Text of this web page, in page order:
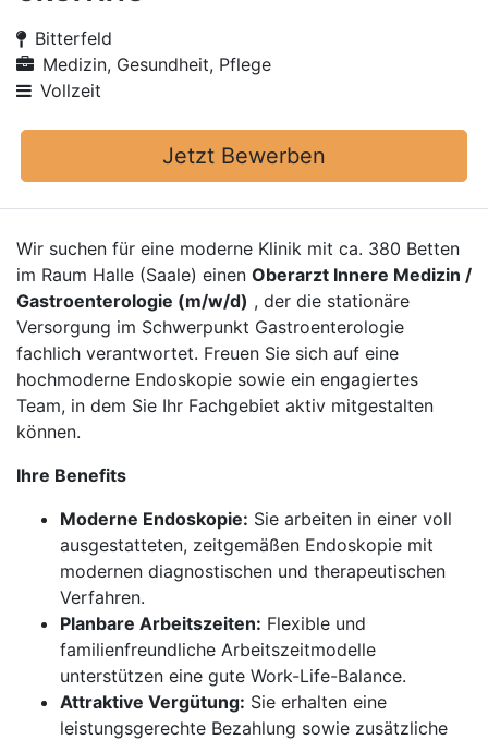
Bitterfeld
Medizin, Gesundheit, Pflege
Vollzeit
Jetzt Bewerben
Wir suchen für eine moderne Klinik mit ca. 380 Betten
im Raum Halle (Saale) einen Oberarzt Innere Medizin /
Gastroenterologie (m/w/d) , der die stationäre
Versorgung im Schwerpunkt Gastroenterologie
fachlich verantwortet. Freuen Sie sich auf eine
hochmoderne Endoskopie sowie ein engagiertes
Team, in dem Sie Ihr Fachgebiet aktiv mitgestalten
können.
Ihre Benefits
Moderne Endoskopie: Sie arbeiten in einer voll
ausgestatteten, zeitgemäßen Endoskopie mit
modernen diagnostischen und therapeutischen
Verfahren.
Planbare Arbeitszeiten: Flexible und
familienfreundliche Arbeitszeitmodelle
unterstützen eine gute Work-Life-Balance.
Attraktive Vergütung: Sie erhalten eine
leistungsgerechte Bezahlung sowie zusätzliche